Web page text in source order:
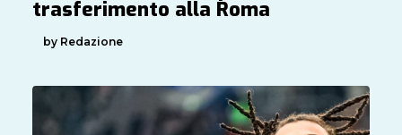
trasferimento alla Roma
by Redazione